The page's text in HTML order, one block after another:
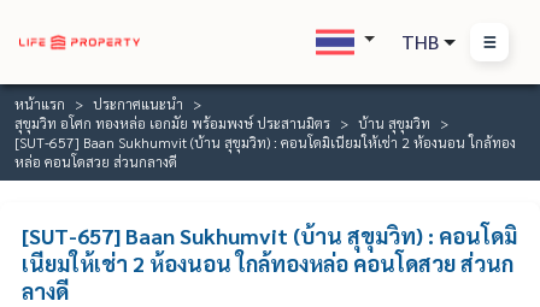
THB
หน้าแรก
ประกาศแนะนำ
สุขุมวิท อโศก ทองหล่อ เอกมัย พร้อมพงษ์ ประสานมิตร
บ้าน สุขุมวิท
[SUT-657] Baan Sukhumvit (บ้าน สุขุมวิท) : คอนโดมิเนียมให้เช่า 2 ห้องนอน ใกล้ทอง
หล่อ คอนโดสวย ส่วนกลางดี
[SUT-657] Baan Sukhumvit (บ้าน สุขุมวิท) : คอนโดมิ
เนียมให้เช่า 2 ห้องนอน ใกล้ทองหล่อ คอนโดสวย ส่วนก
ลางดี